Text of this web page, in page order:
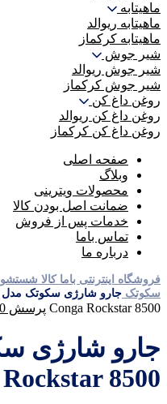
ماهیتابه
ماهیتابه ریوالد
ماهیتابه کرکماز
شیر جوش
شیر جوش ریوالد
شیر جوش کرکماز
روغن داغ کن
روغن داغ کن ریوالد
روغن داغ کن کرکماز
صفحه اصلی
وبلاگ
محصولات ویترینی
ضمانت اصل بودن کالا
خدمات پس از فروش
تماس باما
درباره ما
فروشگاه اینترنتی باما کالا شستشو
سکوتک جارو شارژی سکوتک مدل Conga Rockstar 8500
Conga Rockstar 8500 پرسش 0
Rockstar 8500